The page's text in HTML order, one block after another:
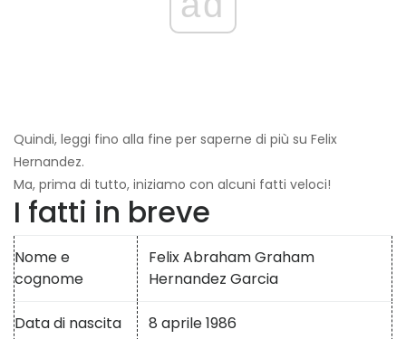
Quindi, leggi fino alla fine per saperne di più su Felix
Hernandez.
Ma, prima di tutto, iniziamo con alcuni fatti veloci!
I fatti in breve
Nome e
cognome
Felix Abraham Graham
Hernandez Garcia
Data di nascita 8 aprile 1986